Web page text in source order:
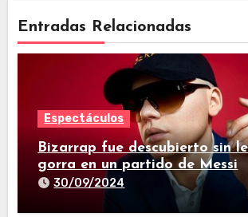
Entradas Relacionadas
Espectáculos
Bizarrap fue descubierto sin
gorra en un partido de Messi
30/09/2024